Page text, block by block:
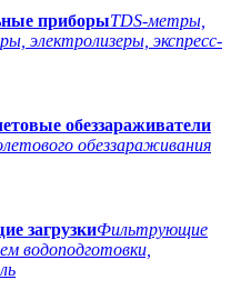
приборыTDS-метры,
электролизеры, экспресс-
обеззараживатели
обеззараживания
загрузкиФильтрующие
водоподготовки,